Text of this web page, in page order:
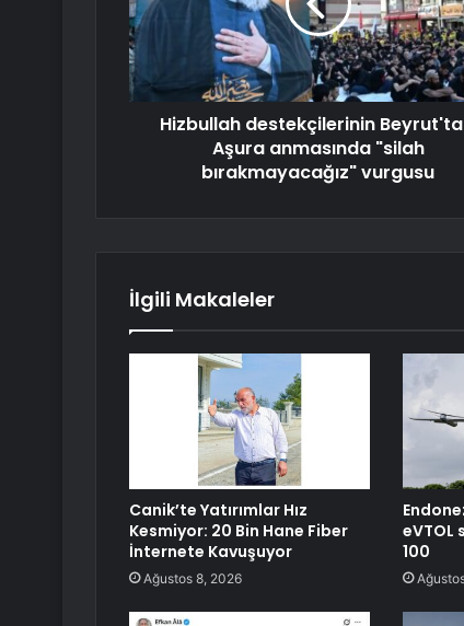
Hizbullah destekçilerinin
Aşura anmasında "silah
bırakmayacağız" vurgusu
İlgili Makaleler
Canik’te Yatırımlar Hız
Kesmiyor: 20 Bin Hane Fiber
İnternete Kavuşuyor
Ağustos 8, 2026
eVTOL
100